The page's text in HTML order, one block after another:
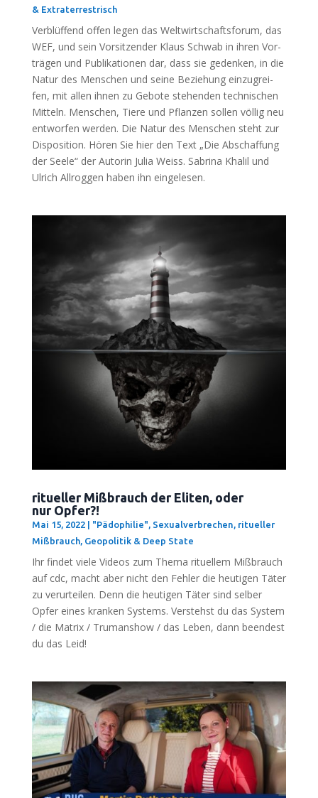
& Extraterrestrisch
Ver­blüf­fend offen legen das Welt­wirt­schafts­fo­rum, das
WEF, und sein Vor­sit­zen­der Klaus Schwab in ihren Vor­
trä­gen und Publi­ka­tio­nen dar, dass sie geden­ken, in die
Natur des Men­schen und sei­ne Bezie­hung ein­zu­grei­
fen, mit allen ihnen zu Gebo­te ste­hen­den tech­ni­schen
Mit­teln. Men­schen, Tie­re und Pflan­zen sol­len völ­lig neu
ent­wor­fen wer­den. Die Natur des Men­schen steht zur
Dis­po­si­ti­on. Hören Sie hier den Text „Die Abschaf­fung
der See­le“ der Autorin Julia Weiss. Sabri­na Kha­lil und
Ulrich All­rog­gen haben ihn eingelesen.
ritueller Mißbrauch der Eliten, oder
nur Opfer?!
Mai 15, 2022| "Pädophilie", Sexualverbrechen, ritueller
Mißbrauch, Geopolitik & Deep State
Ihr fin­det vie­le Vide­os zum The­ma ritu­el­lem Miß­brauch
auf cdc, macht aber nicht den Feh­ler die heu­ti­gen Täter
zu ver­ur­tei­len. Denn die heu­ti­gen Täter sind sel­ber
Opfer eines kran­ken Sys­tems. Ver­stehst du das Sys­tem
/ die Matrix / Tru­man­show / das Leben, dann been­dest
du das Leid!